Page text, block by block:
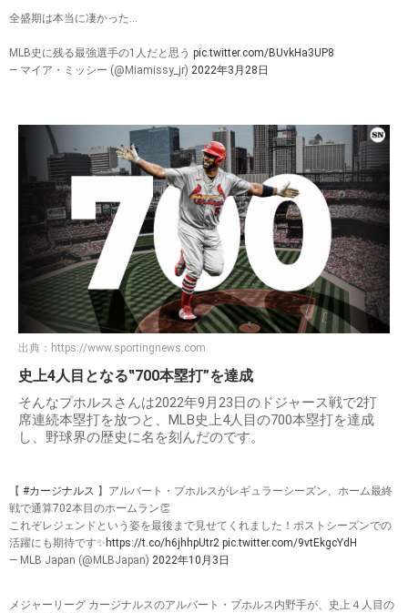
全盛期は本当に凄かった…
MLB史に残る最強選手の1人だと思う pic.twitter.com/BUvkHa3UP8
— マイア・ミッシー (@Miamissy_jr) 2022年3月28日
出典： https://www.sportingnews.com
史上4人目となる‟700本塁打”を達成
そんなプホルスさんは2022年9月23日のドジャース戦で2打
席連続本塁打を放つと、MLB史上4人目の700本塁打を達成
し、野球界の歴史に名を刻んだのです。
【 #カージナルス 】アルバート・プホルスがレギュラーシーズン、ホーム最終
戦で通算702本目のホームラン👏
これぞレジェンドという姿を最後まで見せてくれました！ポストシーズンでの
活躍にも期待です✨ https://t.co/h6jhhpUtr2 pic.twitter.com/9vtEkgcYdH
— MLB Japan (@MLBJapan) 2022年10月3日
メジャーリーグ カージナルスのアルバート・プホルス内野手が、史上４人目の